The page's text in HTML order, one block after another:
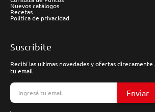
Nuevos catálogos
Recetas
Política de privacidad
Suscríbite
Recibí las ultimas novedades y ofertas direcamente
tu email
Enviar